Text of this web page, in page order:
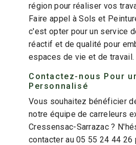
région pour réaliser vos
Faire appel à Sols et
c'est opter pour un service
réactif et de qualité pour
espaces de vie et de travail.
Contactez-nous Pour
Personnalisé
Vous souhaitez bénéficier
notre équipe de carreleurs
Cressensac-Sarrazac ?
contacter au 05 55 24 44 26